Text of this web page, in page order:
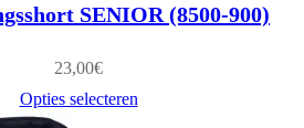
SENIOR (8500-900)
23,00€
Opties selecteren